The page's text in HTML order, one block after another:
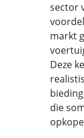
sector
markt
Deze
die